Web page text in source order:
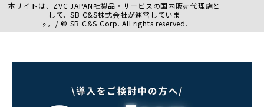
本サイトは、ZVC JAPAN社製品・サービスの国内販売代理店と
して、SB C&S株式会社が運営していま
す。/ © SB C&S Corp. All rights reserved.